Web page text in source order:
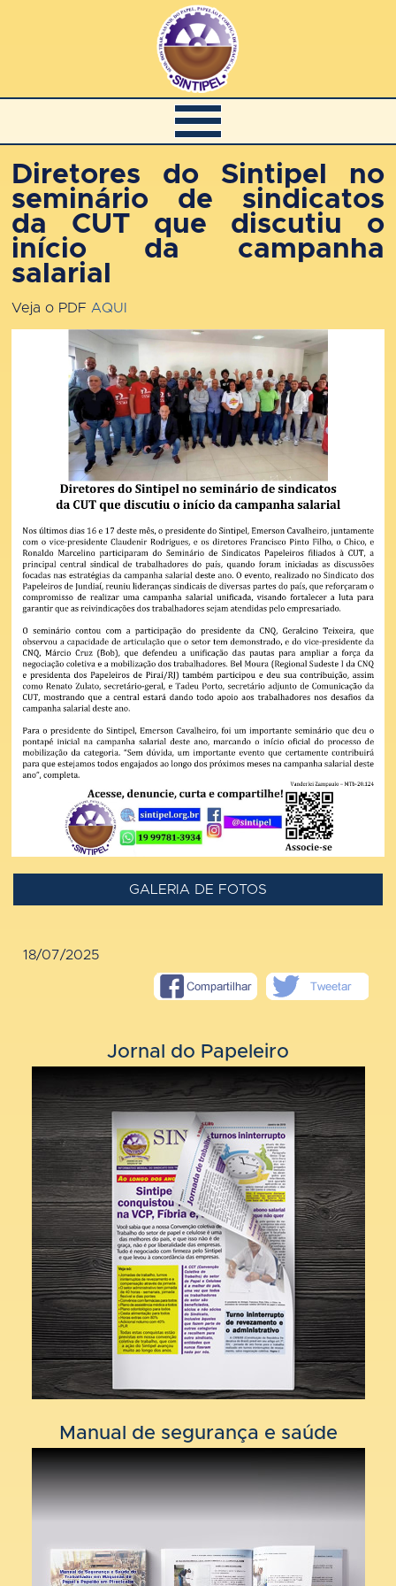
Diretores do Sintipel no
seminário de sindicatos
da CUT que discutiu o
início da campanha
salarial
Veja o PDF AQUI
GALERIA DE FOTOS
18/07/2025
Jornal do Papeleiro
Manual de segurança e saúde